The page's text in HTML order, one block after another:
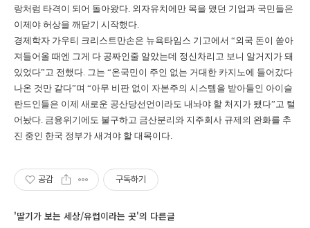
랑처럼 타격이 되어 돌아왔다. 외자유치에만 목을 맸던 기업과 국민들은
이제야 허상을 깨닫기 시작했다.
경제학자 가우티 크리스트만손은 뉴욕타임스 기고에서 “외국 돈이 쏟아
져들어올 때엔 그게 다 공짜인줄 알았는데 정신차리고 보니 알거지가 돼
있었다”고 전했다. 그는 “온국민이 주인 없는 거대한 카지노에 들어갔다
나온 것만 같다”며 “아무 비판 없이 자본주의 시스템을 받아들인 아이슬
란드인들은 이제 새로운 공산당선언이라도 내놔야 할 처지가 됐다”고 털
어놨다. 금융위기에도 불구하고 금산분리와 지주회사 규제의 완화를 추
진 중인 한국 정부가 새겨야 할 대목이다.
공감 구독하기
'딸기가 보는 세상/유럽이라는 곳'의 다른글